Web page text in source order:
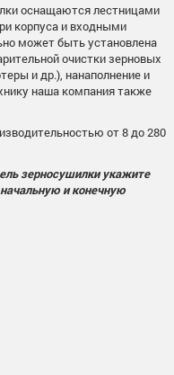
оснащаются лестницами
корпуса и входными
может быть установлена
очистки зерновых
и др.), нанаполнение и
наша компания также
от 8 до 280
зерносушилки укажите
и конечную